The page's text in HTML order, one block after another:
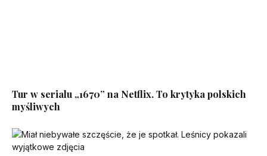
Tur w serialu „1670” na Netflix. To krytyka polskich
myśliwych